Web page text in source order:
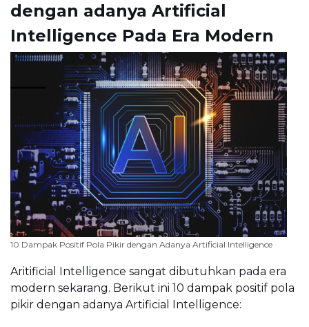
dengan adanya Artificial
Intelligence Pada Era Modern
10 Dampak Positif Pola Pikir dengan Adanya Artificial Intelligence
Aritificial Intelligence sangat dibutuhkan pada era
modern sekarang. Berikut ini 10 dampak positif pola
pikir dengan adanya Artificial Intelligence: